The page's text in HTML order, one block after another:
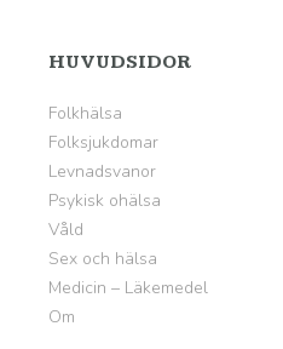
HUVUDSIDOR
Folkhälsa
Folksjukdomar
Levnadsvanor
Psykisk ohälsa
Våld
Sex och hälsa
Medicin – Läkemedel
Om